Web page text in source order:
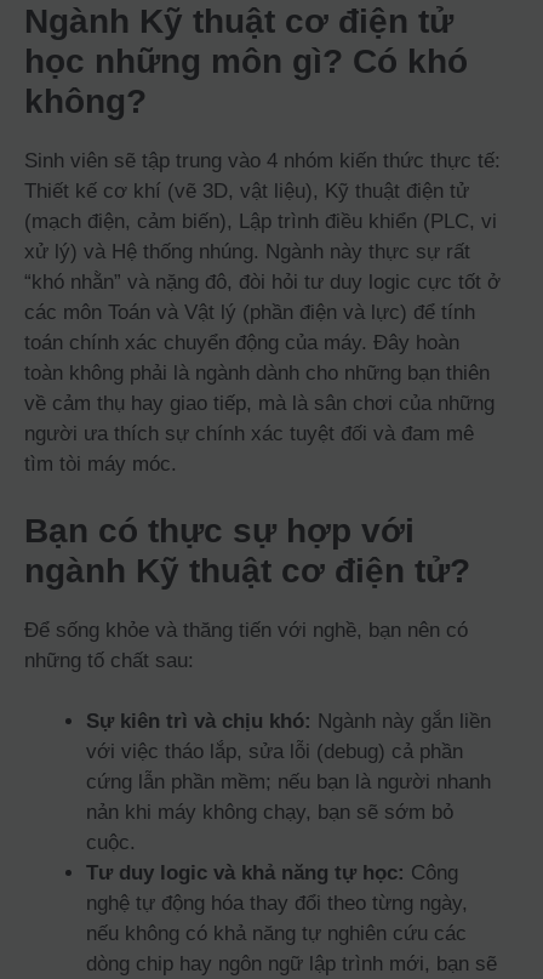
Ngành Kỹ thuật cơ điện tử
học những môn gì? Có khó
không?
Sinh viên sẽ tập trung vào 4 nhóm kiến thức thực tế:
Thiết kế cơ khí (vẽ 3D, vật liệu), Kỹ thuật điện tử
(mạch điện, cảm biến), Lập trình điều khiển (PLC, vi
xử lý) và Hệ thống nhúng. Ngành này thực sự rất
“khó nhằn” và nặng đô, đòi hỏi tư duy logic cực tốt ở
các môn Toán và Vật lý (phần điện và lực) để tính
toán chính xác chuyển động của máy. Đây hoàn
toàn không phải là ngành dành cho những bạn thiên
về cảm thụ hay giao tiếp, mà là sân chơi của những
người ưa thích sự chính xác tuyệt đối và đam mê
tìm tòi máy móc.
Bạn có thực sự hợp với
ngành Kỹ thuật cơ điện tử?
Để sống khỏe và thăng tiến với nghề, bạn nên có
những tố chất sau:
Sự kiên trì và chịu khó: Ngành này gắn liền
với việc tháo lắp, sửa lỗi (debug) cả phần
cứng lẫn phần mềm; nếu bạn là người nhanh
nản khi máy không chạy, bạn sẽ sớm bỏ
cuộc.
Tư duy logic và khả năng tự học: Công
nghệ tự động hóa thay đổi theo từng ngày,
nếu không có khả năng tự nghiên cứu các
dòng chip hay ngôn ngữ lập trình mới, bạn sẽ